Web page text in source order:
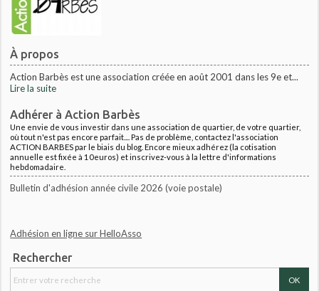
À propos
Action Barbès est une association créée en août 2001 dans les 9e et...
Lire la suite
Adhérer à Action Barbès
Une envie de vous investir dans une association de quartier, de votre quartier,
où tout n'est pas encore parfait.... Pas de problème, contactez l'association
ACTION BARBES par le biais du blog. Encore mieux adhérez (la cotisation
annuelle est fixée à 10euros) et inscrivez-vous à la lettre d'informations
hebdomadaire.
Bulletin d'adhésion année civile 2026 (voie postale)
Adhésion en ligne sur HelloAsso
Rechercher